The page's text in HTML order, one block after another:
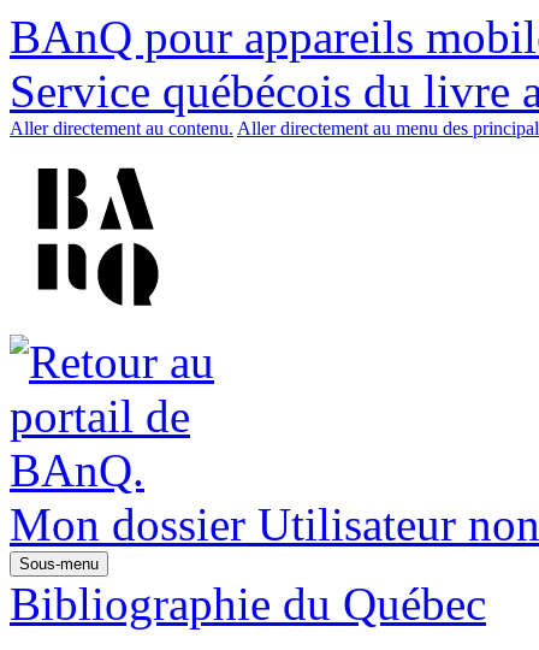
BAnQ pour appareils
Service québécois du livre
Aller directement au contenu. Aller directement au menu des
Mon dossier Utilisateur
Sous-menu
Bibliographie du Québec